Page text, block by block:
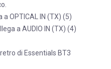
OPTICAL IN (TX) (5)
a AUDIO IN (TX) (4)
di Essentials BT3